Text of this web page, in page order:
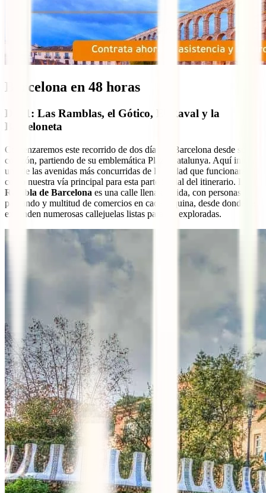
Barcelona en 48 horas
Día 1: Las Ramblas, el Gótico, El Raval y la
Barceloneta
Comenzaremos este recorrido de dos días en Barcelona desde su
corazón, partiendo de su emblemática Plaza Catalunya. Aquí inicia
una de las avenidas más concurridas de la ciudad que funcionará
como nuestra vía principal para esta parte inicial del itinerario. La
Rambla de Barcelona es una calle llena de vida, con personas
paseando y multitud de comercios en cada esquina, desde donde se
extienden numerosas callejuelas listas para ser exploradas.